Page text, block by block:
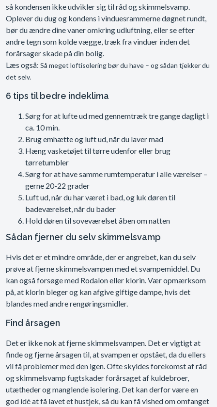
så kondensen ikke udvikler sig til råd og skimmelsvamp.
Oplever du dug og kondens i vinduesrammerne døgnet rundt,
bør du ændre dine vaner omkring udluftning, eller se efter
andre tegn som kolde vægge, træk fra vinduer inden det
forårsager skade på din bolig.
Læs også: Så meget loftisolering bør du have – og sådan tjekker du
det selv.
6 tips til bedre indeklima
Sørg for at lufte ud med gennemtræk tre gange dagligt i
ca. 10 min.
Brug emhætte og luft ud, når du laver mad
Hæng vasketøjet til tørre udenfor eller brug
tørretumbler
Sørg for at have samme rumtemperatur i alle værelser –
gerne 20-22 grader
Luft ud, når du har været i bad, og luk døren til
badeværelset, når du bader
Hold døren til soveværelset åben om natten
Sådan fjerner du selv skimmelsvamp
Hvis det er et mindre område, der er angrebet, kan du selv
prøve at fjerne skimmelsvampen med et svampemiddel. Du
kan også forsøge med Rodalon eller klorin. Vær opmærksom
på, at klorin bleger og kan afgive giftige dampe, hvis det
blandes med andre rengøringsmidler.
Find årsagen
Det er ikke nok at fjerne skimmelsvampen. Det er vigtigt at
finde og fjerne årsagen til, at svampen er opstået, da du ellers
vil få problemer med den igen. Ofte skyldes forekomst af råd
og skimmelsvamp fugtskader forårsaget af kuldebroer,
utætheder og manglende isolering. Det kan derfor være en
god idé at få lavet et hustjek, så du kan få vished om omfanget